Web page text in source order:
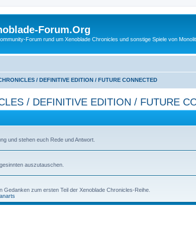
Forum.Org
Forum rund um Xenoblade Chronicles und sonstige Spiele von
/ DEFINITIVE EDITION / FUTURE CONNECTED
/ DEFINITIVE EDITION / FUTURE
und stehen euch Rede und Antwort.
auszutauschen.
Gedanken zum ersten Teil der Xenoblade Chronicles-Reihe.